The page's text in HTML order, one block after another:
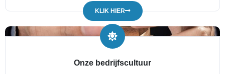
KLIK HIER
Onze bedrijfscultuur